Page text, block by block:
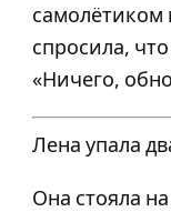
самолётиком
спросила,
«Ничего,
Лена упала
Она стояла